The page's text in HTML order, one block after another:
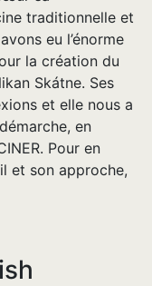
traditionnelle et
eu l’énorme
la création du
Skátne. Ses
et elle nous a
en
Pour en
et son approche,